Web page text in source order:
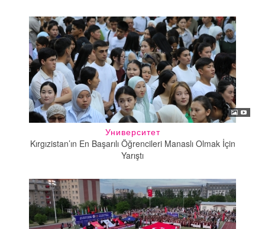
Университет
Kırgızistan’ın En Başarılı Öğrencileri Manaslı Olmak İçin
Yarıştı